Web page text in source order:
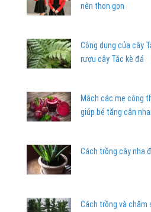
nên thon gọn
Công dụng của cây
rượu cây Tắc kè đá
Mách các mẹ công
giúp bé tăng cân
Cách trồng cây nha
Cách trồng và